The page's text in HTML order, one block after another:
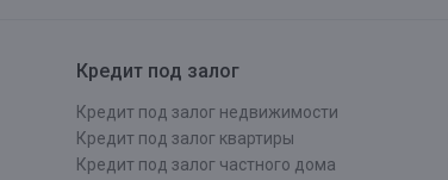
Кредит под залог
Кредит под залог недвижимости
Кредит под залог квартиры
Кредит под залог частного дома